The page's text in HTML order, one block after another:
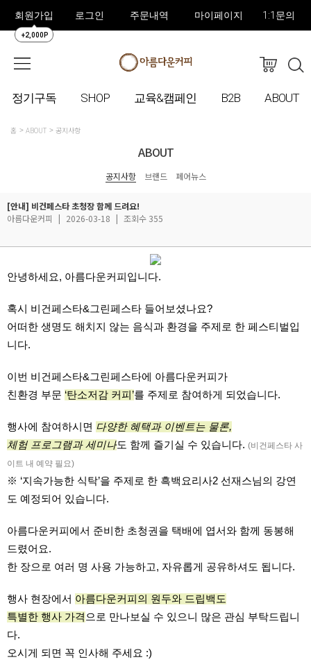
회원가입
+2,000P
로그인 주문내역 마이페이지 1:1문의
정기구독 SHOP 교육&캠페인 B2B ABOUT
홈 ABOUT 공지사항
ABOUT
공지사항 브랜드 페어뉴스
[안내] 비건페스타 초청장 함께 드려요!
아름다운커피
| 2026-03-18 | 조회수 355
안녕하세요, 아름다운커피입니다.
혹시 비건페스타&그린페스타 들어보셨나요?
어떠한 생명도 해치지 않는 음식과 환경을 주제로 한 페스티벌입
니다.
이번 비건페스타&그린페스타에 아름다운커피가
친환경 부문 ‘탄소저감 커피’를 주제로 참여하게 되었습니다.
행사에 참여하시면 다양한 혜택과 이벤트는 물론,
체험 프로그램과 세미나도 함께 즐기실 수 있습니다. (비건페스타 사
이트 내 예약 필요)
※ ‘지속가능한 식탁’을 주제로 한 흑백요리사2 선재스님의 강연
도 예정되어 있습니다.
아름다운커피에서 준비한 초청권을 택배에 엽서와 함께 동봉해
드렸어요.
한 장으로 여러 명 사용 가능하고, 자유롭게 공유하셔도 됩니다.
행사 현장에서 아름다운커피의 원두와 드립백도
특별한 행사 가격 으로 만나보실 수 있으니 많은 관심 부탁드립니
다.
오시게 되면 꼭 인사해 주세요 :)